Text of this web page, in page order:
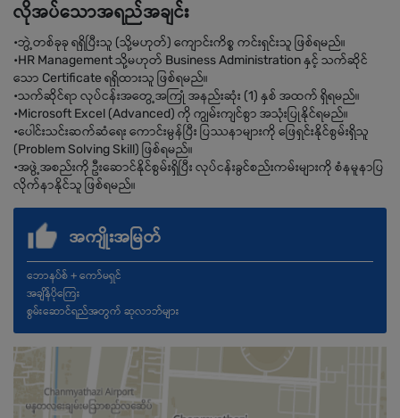
လိုအပ်သောအရည်အချင်း
•ဘွဲ့တစ်ခုခု ရရှိပြီးသူ (သို့မဟုတ်) ကျောင်းကိစ္စ ကင်းရှင်းသူ ဖြစ်ရမည်။
•HR Management သို့မဟုတ် Business Administration နှင့် သက်ဆိုင်
သော Certificate ရရှိထားသူ ဖြစ်ရမည်။
•သက်ဆိုင်ရာ လုပ်ငန်းအတွေ့အကြုံ အနည်းဆုံး (1) နှစ် အထက် ရှိရမည်။
•Microsoft Excel (Advanced) ကို ကျွမ်းကျင်စွာ အသုံးပြုနိုင်ရမည်။
•ပေါင်းသင်းဆက်ဆံရေး ကောင်းမွန်ပြီး ပြဿနာများကို ဖြေရှင်းနိုင်စွမ်းရှိသူ
(Problem Solving Skill) ဖြစ်ရမည်။
•အဖွဲ့အစည်းကို ဦးဆောင်နိုင်စွမ်းရှိပြီး လုပ်ငန်းခွင်စည်းကမ်းများကို စံနမူနာပြ
လိုက်နာနိုင်သူ ဖြစ်ရမည်။
အကျိုးအမြတ်
ဘောနပ်စ် + ကော်မရှင်
အချိန်ပိုကြေး
စွမ်းဆောင်ရည်အတွက် ဆုလာဘ်များ